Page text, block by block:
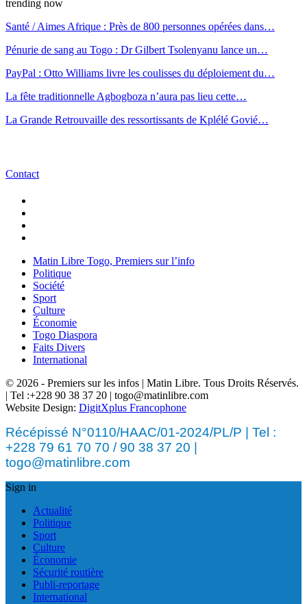
trending now
Santé / Aimes Afrique : Près de 800 personnes opérées dans…
Pénurie de sang au Togo : Dr Gilbert Tsolenyanu lance un…
PayPal : Otto Williams livre les coulisses du déploiement du…
La fête traditionnelle Agbogboza n’aura pas lieu cette…
La Grande Retrouvaille des ressortissants de Kplélé Govié…
Contact
Matin Libre Togo, Premiers sur l’info
Politique
Société
Sport
Culture
Économie
Togo Diaspora
Faits Divers
International
© 2026 - Premiers sur les infos | Matin Libre. Tous Droits Réservés.
| Tel :+228 90 38 37 20 | togo@matinlibre.com
Website Design: DigitXplus Francophone
Récépissé N°0110/HAAC/01-2024/PL/P | Tel :
+228 79 61 70 70 / 90 38 37 20 |
togo@matinlibre.com
Sign in
Actualité
Politique
Sport
Culture
Économie
Sécurité routière
Publi-reportage
International